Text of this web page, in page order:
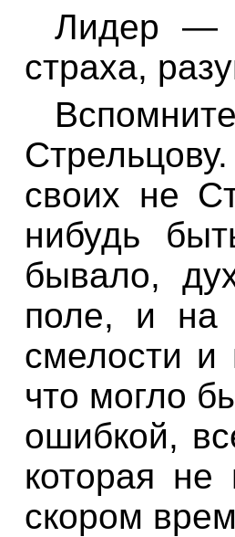
Лидер —
страха,
своих не
нибудь
бывало,
поле, и на
смелости и
что могло
ошибкой,
которая не
скором